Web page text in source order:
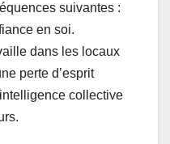
suivantes :
en soi.
dans les locaux
perte d’esprit
collective